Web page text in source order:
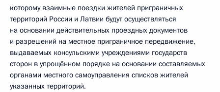
которому взаимные поездки жителей приграничных
территорий России и Латвии будут осуществляться
на основании действительных проездных документов
и разрешений на местное приграничное передвижение,
выдаваемых консульскими учреждениями государств
сторон в упрощённом порядке на основании составляемых
органами местного самоуправления списков жителей
указанных территорий.